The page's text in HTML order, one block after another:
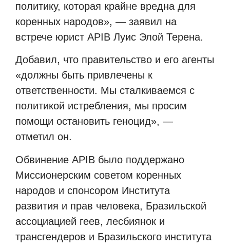
политику, которая крайне вредна для
коренных народов», — заявил на
встрече юрист APIB Луис Элой Терена.
Добавил, что правительство и его агенты
«должны быть привлечены к
ответственности. Мы сталкиваемся с
политикой истребления, мы просим
помощи остановить геноцид», —
отметил он.
Обвинение APIB было поддержано
Миссионерским советом коренных
народов и спонсором Института
развития и прав человека, Бразильской
ассоциацией геев, лесбиянок и
трансгендеров и Бразильского института